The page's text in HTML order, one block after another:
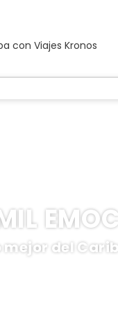
con Viajes Kronos
mejor del